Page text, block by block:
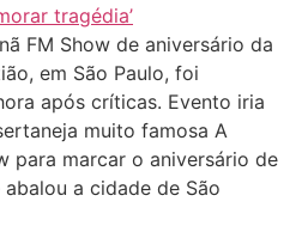
FM Show de aniversário da
em São Paulo, foi
após críticas. Evento iria
muito famosa A
para marcar o aniversário de
a cidade de São